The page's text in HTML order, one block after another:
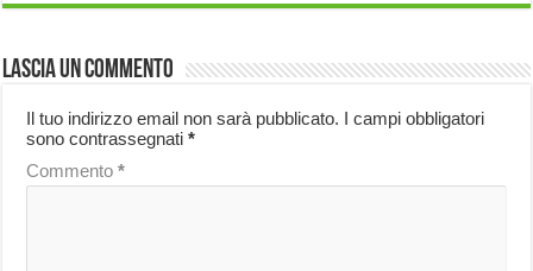
Lascia un commento
Il tuo indirizzo email non sarà pubblicato. I campi obbligatori
sono contrassegnati*
Commento*